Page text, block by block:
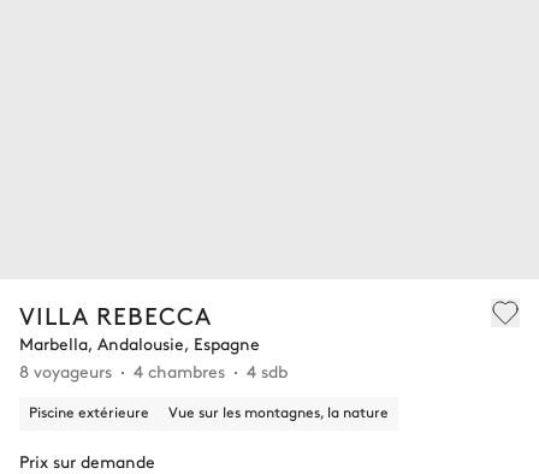
VILLA REBECCA
Marbella, Andalousie, Espagne
8 voyageurs
4 chambres 4 sdb
Piscine extérieure Vue sur les montagnes, la nature
Prix sur demande